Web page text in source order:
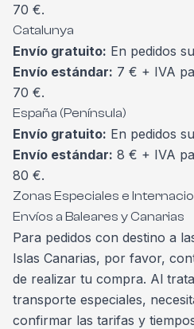
70 €.
Catalunya
Envío gratuito: En pedidos
Envío estándar: 7 € + IVA
70 €.
España (Península)
Envío gratuito: En pedidos
Envío estándar: 8 € + IVA
80 €.
Zonas Especiales e
Envíos a Baleares y Canarias
Para pedidos con destino a
Islas Canarias, por favor,
de realizar tu compra. Al
transporte especiales,
confirmar las tarifas y